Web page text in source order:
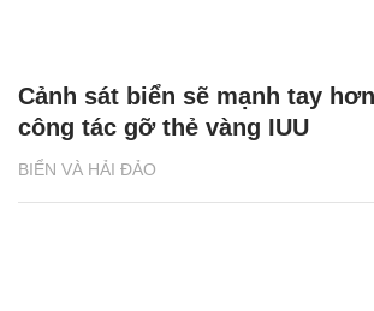
BIỂN VÀ HẢI ĐẢO
Cảnh sát biển sẽ mạnh tay
công tác gỡ thẻ vàng IUU